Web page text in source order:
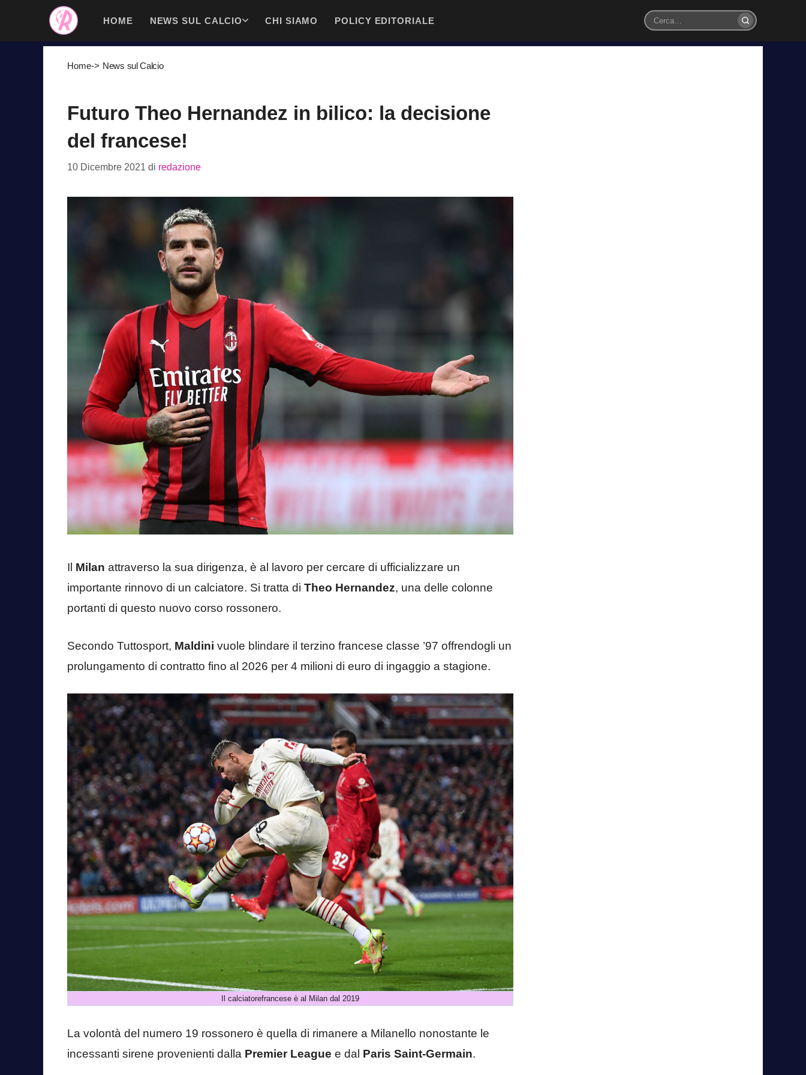
contenuto
HOME NEWS SUL CALCIO CHI SIAMO POLICY EDITORIALE
Cerca
Home-> News sul Calcio
Futuro Theo Hernandez in bilico: la decisione
del francese!
10 Dicembre 2021 di redazione
Il Milan attraverso la sua dirigenza, è al lavoro per cercare di ufficializzare un
importante rinnovo di un calciatore. Si tratta di Theo Hernandez, una delle colonne
portanti di questo nuovo corso rossonero.
Secondo Tuttosport, Maldini vuole blindare il terzino francese classe ’97 offrendogli un
prolungamento di contratto fino al 2026 per 4 milioni di euro di ingaggio a stagione.
Il calciatorefrancese è al Milan dal 2019
La volontà del numero 19 rossonero è quella di rimanere a Milanello nonostante le
incessanti sirene provenienti dalla Premier League e dal Paris Saint-Germain.